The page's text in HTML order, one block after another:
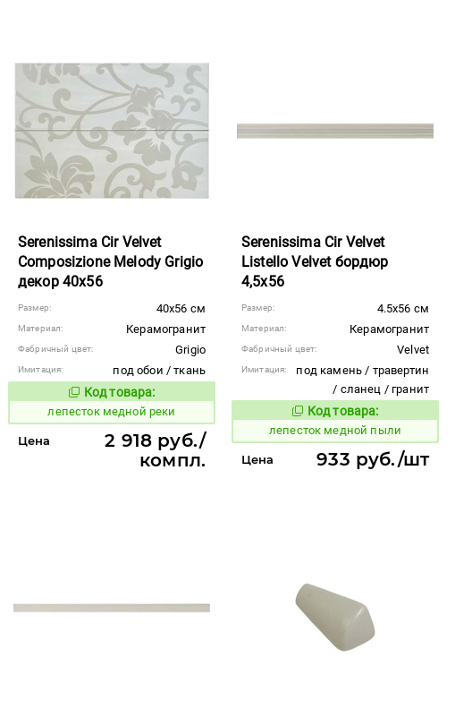
Serenissima Cir Velvet
Composizione Melody Grigio
декор 40x56
Размер: 40x56 см
Материал: Керамогранит
Фабричный цвет: Grigio
Имитация:
под обои / ткань
Код товара:
866204Код товара:
лепесток медной реки
Цена
2 918 руб./
компл.
Serenissima Cir Velvet
Listello Velvet бордюр
4,5x56
Размер: 4.5x56 см
Материал: Керамогранит
Фабричный цвет: Velvet
Имитация:
под камень / травертин
/ сланец / гранит
Код товара:
866201 Код товара:
лепесток медной пыли
Цена 933 руб./шт